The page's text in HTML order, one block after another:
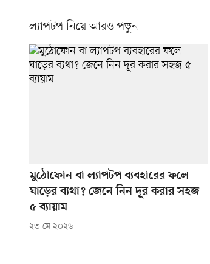
ল্যাপটপ নিয়ে আরও পড়ুন
মুঠোফোন বা ল্যাপটপ ব্যবহারের ফলে
ঘাড়ের ব্যথা? জেনে নিন দূর করার সহজ
৫ ব্যায়াম
২৩ মে ২০২৬